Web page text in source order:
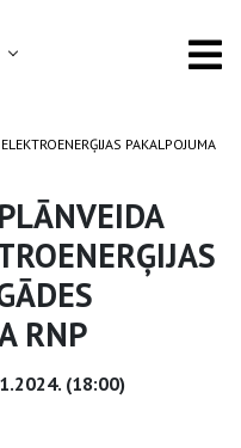
PAKALPOJUMA
RNP
(18:00)